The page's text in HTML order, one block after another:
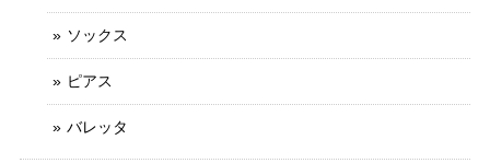
ソックス
ピアス
バレッタ